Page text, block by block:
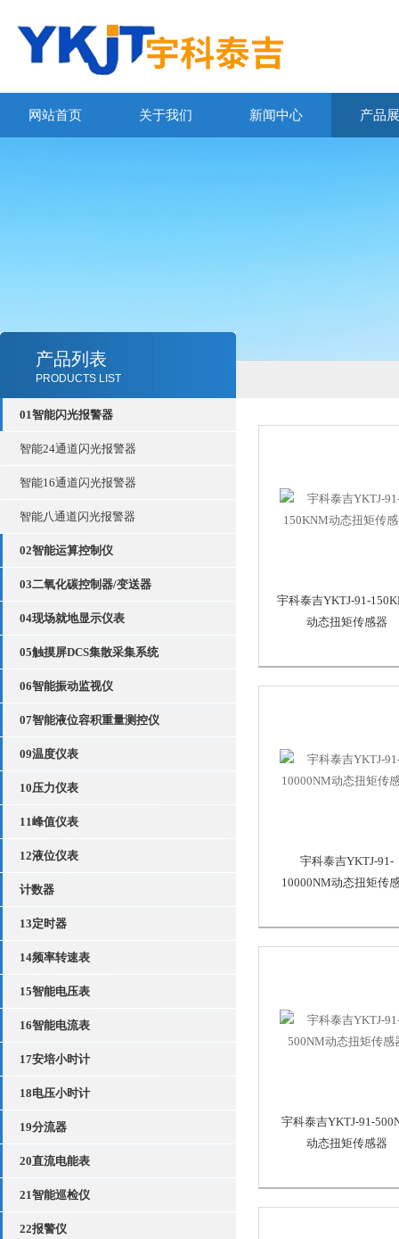
网站首页 关于我们 新闻中心 产品
产品列表
PRODUCTS LIST
01智能闪光报警器
智能24通道闪光报警器
智能16通道闪光报警器
智能八通道闪光报警器
02智能运算控制仪
03二氧化碳控制器/变送器
04现场就地显示仪表
05触摸屏DCS集散采集系统
06智能振动监视仪
07智能液位容积重量测控仪
09温度仪表
10压力仪表
11峰值仪表
12液位仪表
计数器
13定时器
14频率转速表
15智能电压表
16智能电流表
17安培小时计
18电压小时计
19分流器
20直流电能表
21智能巡检仪
22报警仪
宇科泰吉YKTJ-91-
动态扭矩传感器
宇科泰吉YKTJ-91-
10000NM动态扭矩传
宇科泰吉YKTJ-91-
动态扭矩传感器